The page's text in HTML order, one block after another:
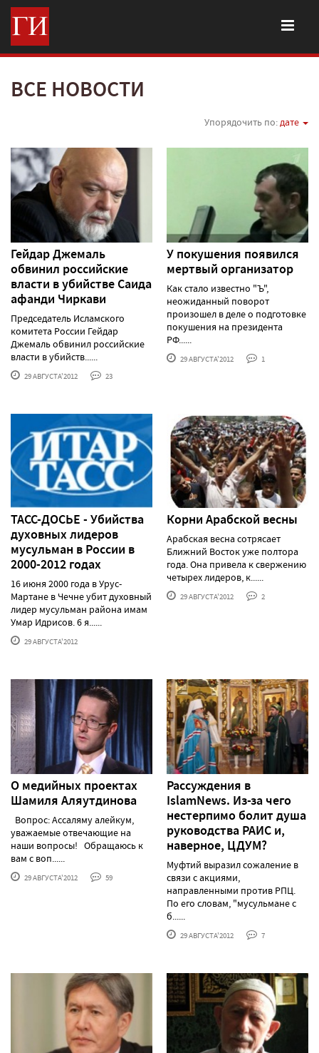
ВСЕ НОВОСТИ
Упорядочить по:дате
Гейдар Джемаль
обвинил российские
власти в убийстве Саида
афанди Чиркави
Председатель Исламского
комитета России Гейдар
Джемаль обвинил российские
власти в убийств......
29 АВГУСТА'2012 23
У покушения появился
мертвый организатор
Как стало известно "Ъ",
неожиданный поворот
произошел в деле о подготовке
покушения на президента
РФ......
29 АВГУСТА'2012 1
ТАСС-ДОСЬЕ - Убийства
духовных лидеров
мусульман в России в
2000-2012 годах
16 июня 2000 года в Урус-
Мартане в Чечне убит духовный
лидер мусульман района имам
Умар Идрисов. 6 я......
29 АВГУСТА'2012
Корни Арабской весны
Арабская весна сотрясает
Ближний Восток уже полтора
года. Она привела к свержению
четырех лидеров, к......
29 АВГУСТА'2012 2
О медийных проектах
Шамиля Аляутдинова
Вопрос: Ассаляму алейкум,
уважаемые отвечающие на
наши вопросы! Обращаюсь к
вам с воп......
29 АВГУСТА'2012 59
Рассуждения в
IslamNews. Из-за чего
нестерпимо болит душа
руководства РАИС и,
наверное, ЦДУМ?
Муфтий выразил сожаление в
связи с акциями,
направленными против РПЦ.
По его словам, "мусульмане с
б......
29 АВГУСТА'2012 7